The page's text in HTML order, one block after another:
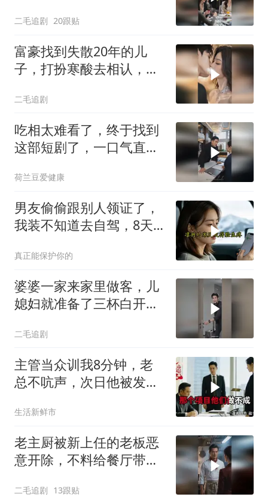
二毛追剧 20跟贴
富豪找到失散20年的儿
子，打扮寒酸去相认，儿
二毛追剧
吃相太难看了，终于找到
这部短剧了，一口气直接
荷兰豆爱健康
男友偷偷跟别人领证了，
我装不知道去自驾，8天
了，你什么时候过来交住
院费？我回
真正能保护你的
婆婆一家来家里做客，儿
媳妇就准备了三杯白开
二毛追剧
主管当众训我8分钟，老
总不吭声，次日他被发配
生活新鲜市
老主厨被新上任的老板恶
意开除，不料给餐厅带来
二毛追剧 13跟贴